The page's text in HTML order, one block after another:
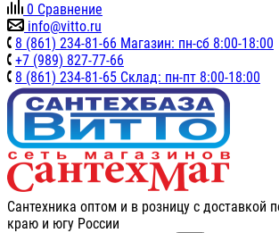
0 Сравнение
info@vitto.ru
8 (861) 234-81-66 Магазин: пн-сб 8:00-18:00
+7 (989) 827-77-66
8 (861) 234-81-65 Склад: пн-пт 8:00-18:00
Сантехника оптом и в розницу с доставкой
краю и югу России